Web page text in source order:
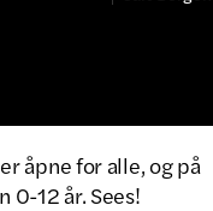
åpne for alle, og på
12 år. Sees!